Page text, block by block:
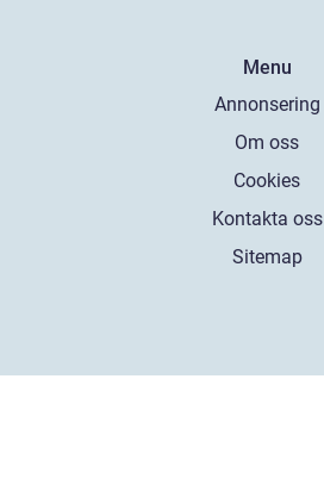
Menu
Annonsering
Om oss
Cookies
Kontakta oss
Sitemap